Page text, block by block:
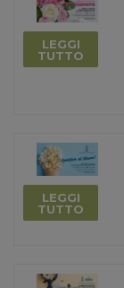
LEGGI
TUTTO
LEGGI
TUTTO